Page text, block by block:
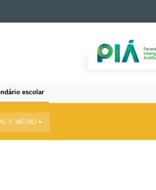
escolar
E MÉDIO